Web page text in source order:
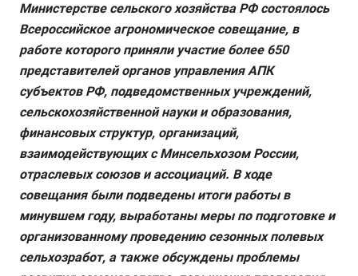
Министерстве сельского хозяйства РФ состоялось
Всероссийское агрономическое совещание, в
работе которого приняли участие более 650
представителей органов управления АПК
субъектов РФ, подведомственных учреждений,
сельскохозяйственной науки и образования,
финансовых структур, организаций,
взаимодействующих с Минсельхозом России,
отраслевых союзов и ассоциаций. В ходе
совещания были подведены итоги работы в
минувшем году, выработаны меры по подготовке и
организованному проведению сезонных полевых
сельхозработ, а также обсуждены проблемы